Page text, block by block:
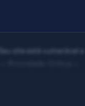
site está vulnerável a